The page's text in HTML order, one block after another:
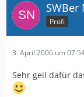
SWBer
Profi
3. April 2006 um
Sehr geil dafür